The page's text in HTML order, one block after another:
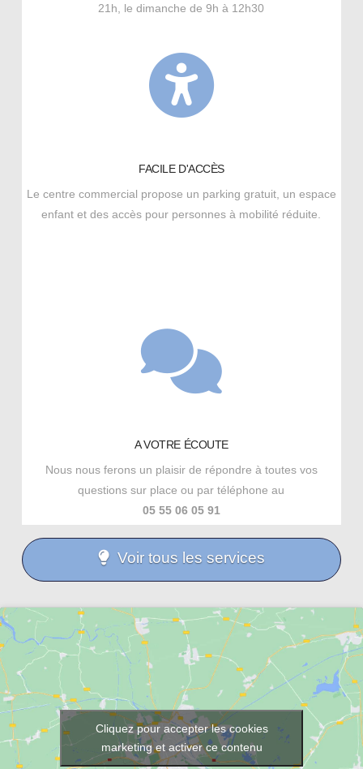
21h, le dimanche de 9h à 12h30
FACILE D'ACCÈS
Le centre commercial propose un parking gratuit, un espace
enfant et des accès pour personnes à mobilité réduite.
A VOTRE ÉCOUTE
Nous nous ferons un plaisir de répondre à toutes vos
questions sur place ou par téléphone au
05 55 06 05 91
Voir tous les services
Cliquez pour accepter les cookies
marketing et activer ce contenu